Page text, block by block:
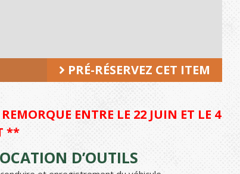
PRÉ-RÉSERVEZ CET ITEM
ENTRE LE 22 JUIN ET LE 4
**
D’OUTILS